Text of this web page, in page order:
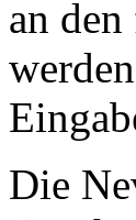
an
Die